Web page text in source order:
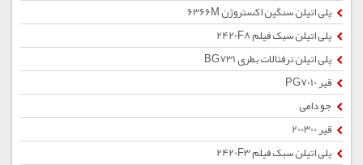
پلی اتیلن سنگین اکستروژن 6366M
پلی اتیلن سبک فیلم 2420F8
پلی اتیلن ترفتالات بطری BG731
قیر PG7010
جو دامی
قیر 200300
پلی اتیلن سبک فیلم 2420F3